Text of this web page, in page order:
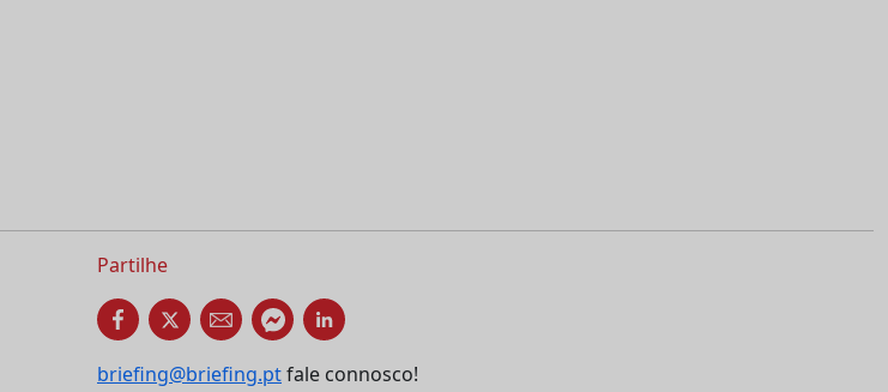
Partilhe
briefing@briefing.ptfale connosco!